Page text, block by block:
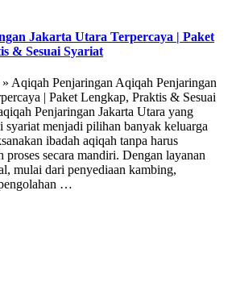
Jakarta Utara Terpercaya | Paket
& Sesuai Syariat
» Aqiqah Penjaringan Aqiqah Penjaringan
| Paket Lengkap, Praktis & Sesuai
Penjaringan Jakarta Utara yang
syariat menjadi pilihan banyak keluarga
ibadah aqiqah tanpa harus
proses secara mandiri. Dengan layanan
mulai dari penyediaan kambing,
…